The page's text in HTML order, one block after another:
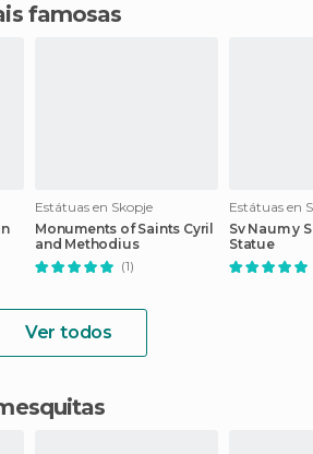
famosas
Estátuas en Skopje
Monuments of Saints Cyril
and Methodius
(1)
Estátuas en
Sv Naum y
Statue
Ver todos